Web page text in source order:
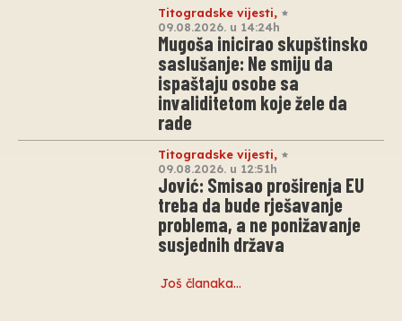
Titogradske vijesti,
09.08.2026. u 14:24h
Mugoša inicirao skupštinsko
saslušanje: Ne smiju da
ispaštaju osobe sa
invaliditetom koje žele da
rade
Titogradske vijesti,
09.08.2026. u 12:51h
Jović: Smisao proširenja EU
treba da bude rješavanje
problema, a ne ponižavanje
susjednih država
Još članaka…